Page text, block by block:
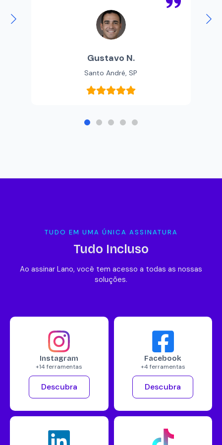
Gustavo N.
Santo André, SP
TUDO EM UMA ÚNICA ASSINATURA
Tudo Incluso
Ao assinar Lano, você tem acesso a todas as nossas
soluções.
Instagram
+14 ferramentas
Descubra
Facebook
+4 ferramentas
Descubra